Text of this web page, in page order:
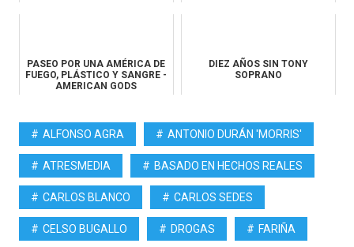
PASEO POR UNA AMÉRICA DE
FUEGO, PLÁSTICO Y SANGRE -
AMERICAN GODS
DIEZ AÑOS SIN TONY
SOPRANO
ALFONSO AGRA ANTONIO DURÁN 'MORRIS'
ATRESMEDIA BASADO EN HECHOS REALES
CARLOS BLANCO CARLOS SEDES
CELSO BUGALLO DROGAS FARIÑA